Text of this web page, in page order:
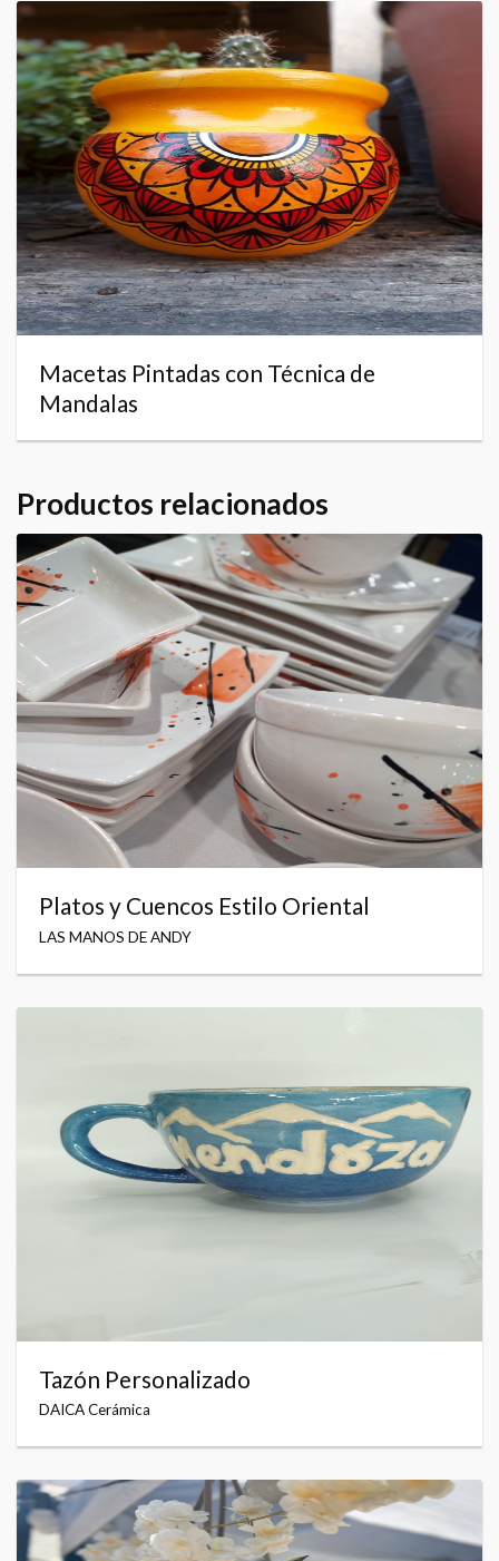
Macetas Pintadas con Técnica de
Mandalas
Productos relacionados
Platos y Cuencos Estilo Oriental
LAS MANOS DE ANDY
Tazón Personalizado
DAICA Cerámica